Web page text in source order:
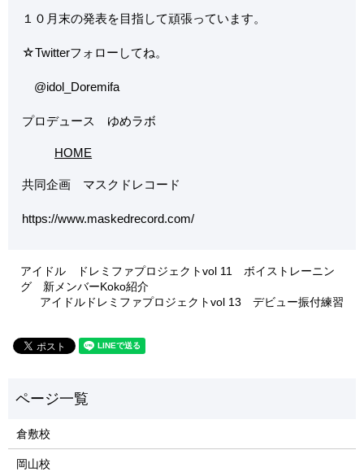
１０月末の発表を目指して頑張っています。
☆Twitterフォローしてね。
@idol_Doremifa
プロデュース ゆめラボ
HOME
共同企画 マスクドレコード
https://www.maskedrecord.com/
アイドル ドレミファプロジェクトvol 11 ボイストレーニン
グ 新メンバーKoko紹介
アイドルドレミファプロジェクトvol 13 デビュー振付練習
倉敷校
岡山校